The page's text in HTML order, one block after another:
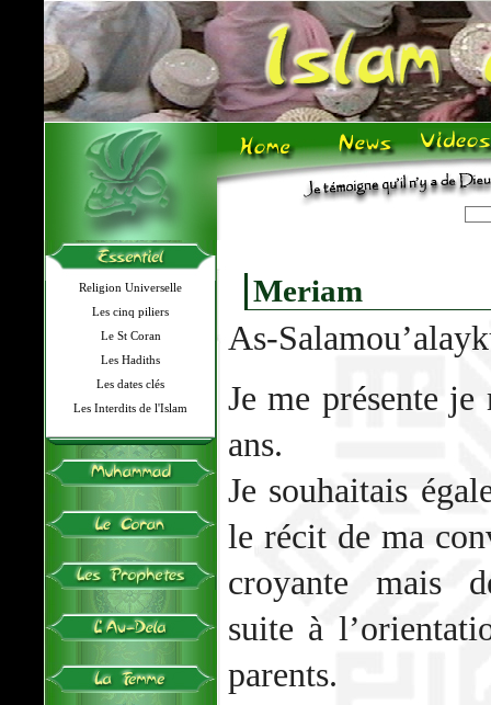
Religion Universelle
Les cinq piliers
Le St Coran
Les Hadiths
Les dates clés
Les Interdits de l'Islam
Meriam
As-
Je me présente
ans.
Je souhaitais
le récit de ma
croyante mais
suite à
parents.